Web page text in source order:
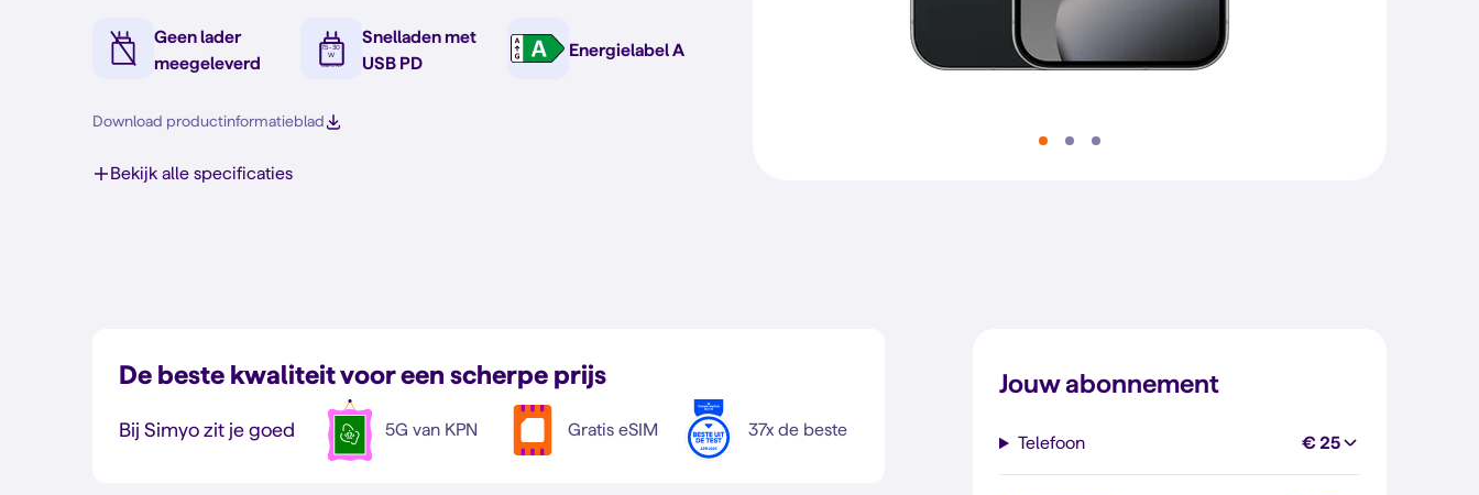
Geen lader
meegeleverd
Snelladen met
USB PD
Energielabel A
Download productinformatieblad
Bekijk alle specificaties
De beste kwaliteit voor een scherpe prijs
Bij Simyo zit je goed 5G van KPN Gratis eSIM 37x de beste
Jouw abonnement
Telefoon € 25